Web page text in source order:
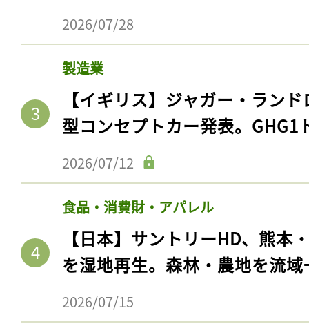
2026/07/28
製造業
【イギリス】ジャガー・ラン
型コンセプトカー発表。GHG1
2026/07/12
食品・消費財・アパレル
【日本】サントリーHD、熊本
を湿地再生。森林・農地を流
2026/07/15